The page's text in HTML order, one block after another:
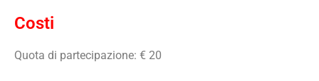
Costi
Quota di partecipazione: € 20